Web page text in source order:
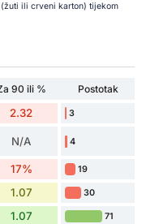
(žuti ili crveni karton) tijekom
90 ili %
Postotak
2.32 3
N/A 4
17% 19
1.07 30
1.07 71